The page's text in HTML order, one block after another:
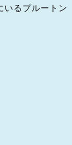
いるプルートン